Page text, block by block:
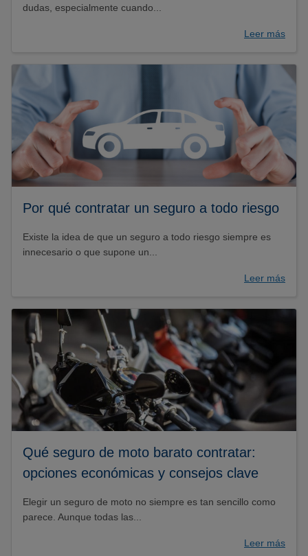
dudas, especialmente cuando...
Leer más
Por qué contratar un seguro a todo riesgo
Existe la idea de que un seguro a todo riesgo siempre es
innecesario o que supone un...
Leer más
Qué seguro de moto barato contratar:
opciones económicas y consejos clave
Elegir un seguro de moto no siempre es tan sencillo como
parece. Aunque todas las...
Leer más